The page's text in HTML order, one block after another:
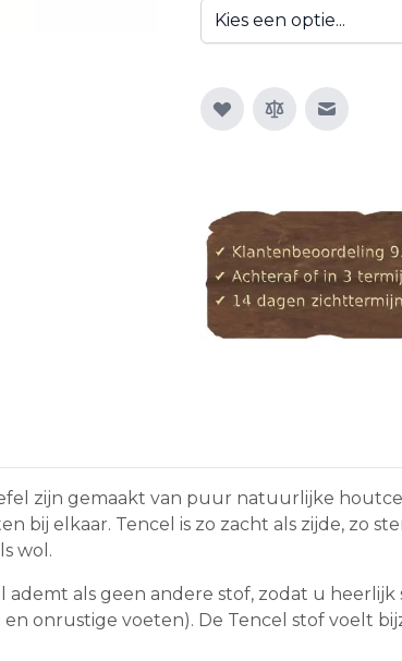
E-mail
zijn gemaakt van puur natuurlijke
bij elkaar. Tencel is zo zacht als zijde, zo
wol.
als geen andere stof, zodat u
onrustige voeten). De Tencel stof voelt